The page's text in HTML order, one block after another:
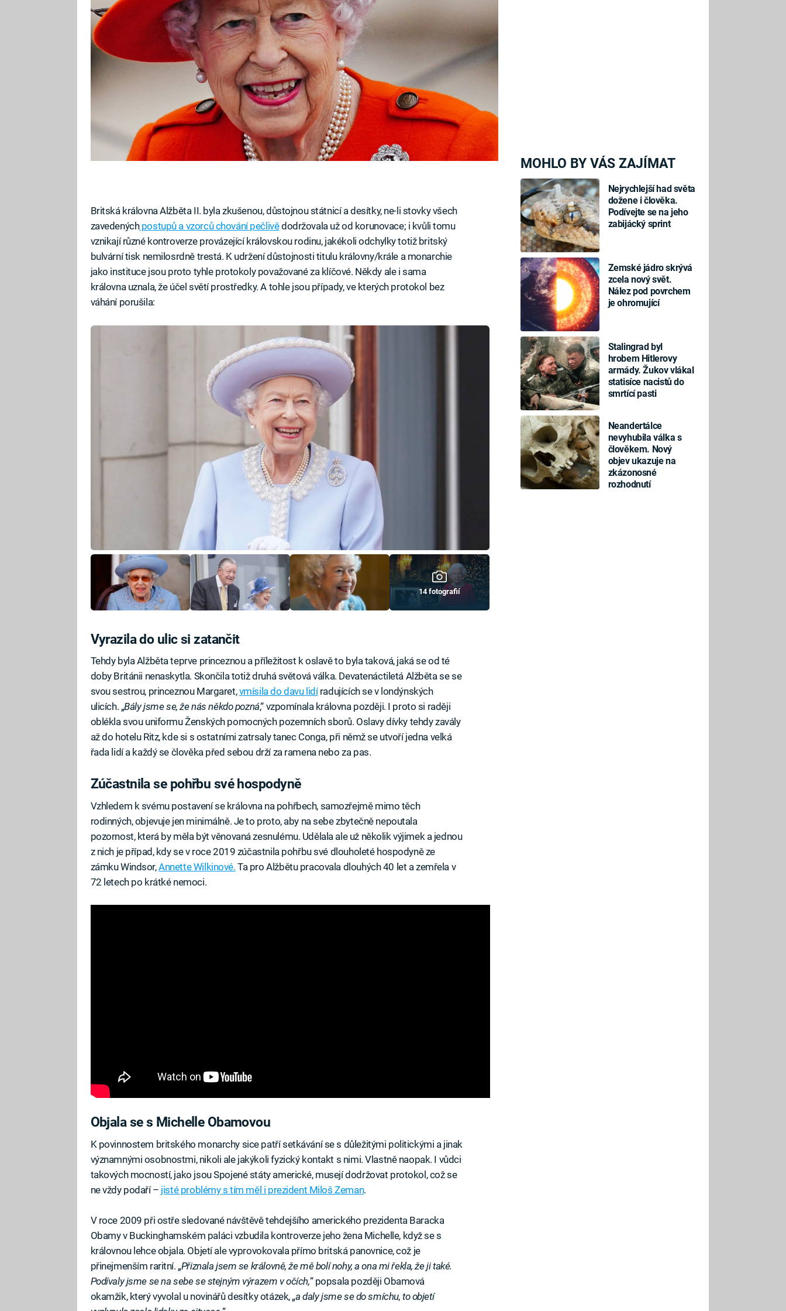
MOHLO BY VÁS ZAJÍMAT
Nejrychlejší had světa
dožene i člověka.
Podívejte se na jeho
zabijácký sprint
Zemské jádro skrývá
zcela nový svět.
Nález pod povrchem
je ohromující
Stalingrad byl
hrobem Hitlerovy
armády. Žukov vlákal
statisíce nacistů do
smrtící pasti
Neandertálce
nevyhubila válka s
člověkem. Nový
objev ukazuje na
zkázonosné
rozhodnutí
Britská královna Alžběta II. byla zkušenou, důstojnou státnicí a desítky, ne-li stovky všech
zavedenýchpostupů a vzorců chování pečlivědodržovala už od korunovace; i kvůli tomu
vznikají různé kontroverze provázející královskou rodinu, jakékoli odchylky totiž britský
bulvární tisk nemilosrdně trestá. K udržení důstojnosti titulu královny/krále a monarchie
jako instituce jsou proto tyhle protokoly považované za klíčové. Někdy ale i sama
královna uznala, že účel světí prostředky. A tohle jsou případy, ve kterých protokol bez
váhání porušila:
14 fotografií
Vyrazila do ulic si zatančit
Tehdy byla Alžběta teprve princeznou a příležitost k oslavě to byla taková, jaká se od té
doby Británii nenaskytla. Skončila totiž druhá světová válka. Devatenáctiletá Alžběta se se
svou sestrou, princeznou Margaret,vmísila do davu lidíradujících se v londýnských
ulicích. „Bály jsme se, že nás někdo pozná,“ vzpomínala královna později. I proto si raději
oblékla svou uniformu Ženských pomocných pozemních sborů. Oslavy dívky tehdy zavály
až do hotelu Ritz, kde si s ostatními zatrsaly tanec Conga, při němž se utvoří jedna velká
řada lidí a každý se člověka před sebou drží za ramena nebo za pas.
Zúčastnila se pohřbu své hospodyně
Vzhledem k svému postavení se královna na pohřbech, samozřejmě mimo těch
rodinných, objevuje jen minimálně. Je to proto, aby na sebe zbytečně nepoutala
pozornost, která by měla být věnovaná zesnulému. Udělala ale už několik výjimek a jednou
z nich je případ, kdy se v roce 2019 zúčastnila pohřbu své dlouholeté hospodyně ze
zámku Windsor,Annette Wilkinové. Ta pro Alžbětu pracovala dlouhých 40 let a zemřela v
72 letech po krátké nemoci.
Objala se s Michelle Obamovou
K povinnostem britského monarchy sice patří setkávání se s důležitými politickými a jinak
významnými osobnostmi, nikoli ale jakýkoli fyzický kontakt s nimi. Vlastně naopak. I vůdci
takových mocností, jako jsou Spojené státy americké, musejí dodržovat protokol, což se
ne vždy podaří – jisté problémy s tím měl i prezident Miloš Zeman.
V roce 2009 při ostře sledované návštěvě tehdejšího amerického prezidenta Baracka
Obamy v Buckinghamském paláci vzbudila kontroverze jeho žena Michelle, když se s
královnou lehce objala. Objetí ale vyprovokovala přímo britská panovnice, což je
přinejmenším raritní. „Přiznala jsem se královně, že mě bolí nohy, a ona mi řekla, že ji také.
Podívaly jsme se na sebe se stejným výrazem v očích,“ popsala později Obamová
okamžik, který vyvolal u novinářů desítky otázek, „a daly jsme se do smíchu, to objetí